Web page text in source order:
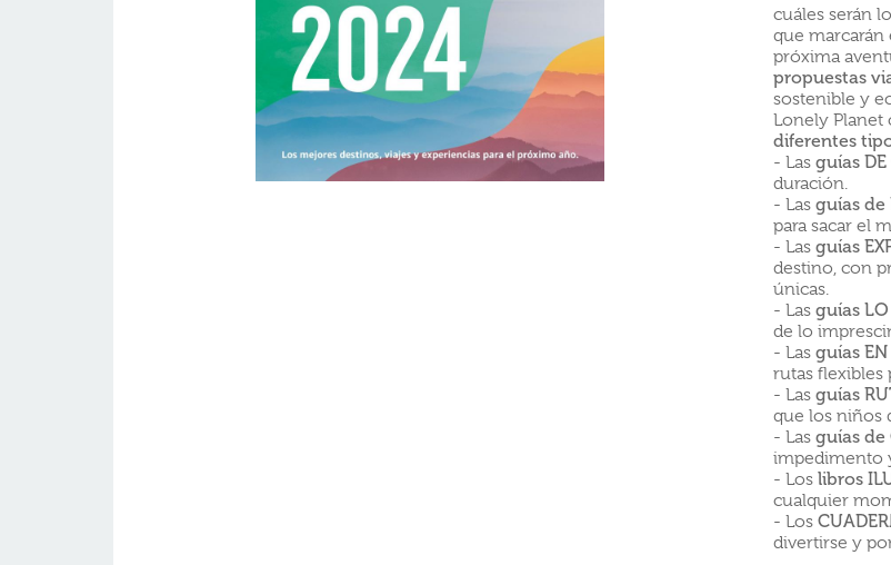
cuáles serán
que marcarán
próxima
propuestas
sostenible y
Lonely Planet
diferentes
- Las guías DE
duración.
- Las guías de
para sacar el
- Las guías
destino, con
únicas.
- Las guías LO
de lo
- Las guías EN
rutas flexibles
- Las guías
que los niños
- Las guías de
impedimento
- Los libros
cualquier
- Los
divertirse y